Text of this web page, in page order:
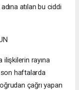
atılan bu ciddi
ilişkilerin rayına
son haftalarda
çağrı yapan